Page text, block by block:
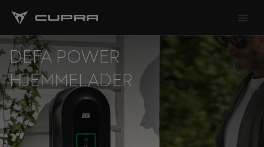
DEFA POWER
HJEMMELADER